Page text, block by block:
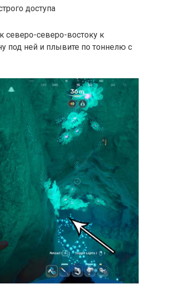
доступа
северо-северо-востоку к
под ней и плывите по тоннелю с